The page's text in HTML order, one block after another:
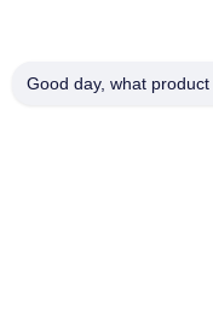
Good day, what